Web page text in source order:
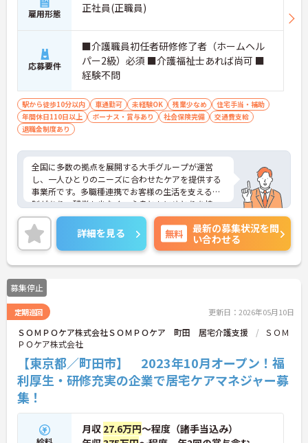
雇用形態 正社員(正職員)
応募要件
■介護職員初任者研修修了者（ホームヘル
パー2級）必須 ■介護福祉士あれば尚可 ■
経験不問
駅から徒歩10分以内 車通勤可 未経験OK 残業少なめ
住宅手当・補助
年間休日110日以上
ボーナス・賞与あり 社会保険完備
交通費支給
退職金制度あり
全国に多数の拠点を展開する大手グループが運営
し、一人ひとりのニーズに合わせたケアを提供する
事業所です。多職種連携でお客様の生活を支える体
制があり、残業も少なく、心身ともにゆとりを持っ
て業務に取り組むことが可能です。髪色やネイルな
どが原則自由となっており、ご自身の個性を大切に
しながら働ける点も大きな魅力です。教育体制につ
いては、OJTでの丁寧な指導や定期的な面談、資格
取得支援制度が充実しており、入社後も着実にスキ
ルを磨いていくことができます。また、日々の努力
や施設運営への貢献度を評価する特別報酬制度によ
り、頑張りがしっかりと収入に還元される環境で
す。65歳定年制や70歳までの再雇用制度、退職金制
度などの福利厚生も手厚く備わっており、ライフス
テージの変化に合わせて長期的なキャリアを築きた
い方にぜひおすすめしたい求人です。
★おすすめPOINT★
【大手法人の安定基盤と、個性を尊重する社風が両
立した環境です】
・全国367拠点以上を展開するインフラを活かし、
充実した教育体制や多職種連携のもとで安心して働
けます。
詳細を見る 無料
最新の募集状況を問
い合わせる
募集停止
定期巡回 更新日：2026年05月10日
ＳＯＭＰＯケア株式会社ＳＯＭＰＯケア 町田 居宅介護支援
ＳＯＭ
ＰＯケア株式会社
【東京都／町田市】 2023年10月オープン！福
利厚生・研修充実の企業で居宅ケアマネジャー募
集！
月収 27.6万円～程度（諸手当込み）